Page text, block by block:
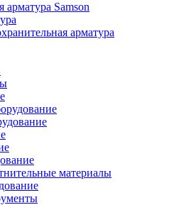
Samson
арматура
материалы